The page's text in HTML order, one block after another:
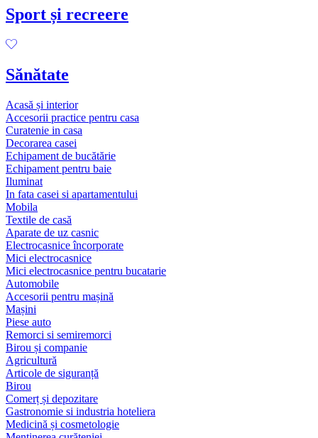
Sport și recreere
Sănătate
Acasă și interior
Accesorii practice pentru casa
Curatenie in casa
Decorarea casei
Echipament de bucătărie
Echipament pentru baie
Iluminat
In fata casei si apartamentului
Mobila
Textile de casă
Aparate de uz casnic
Electrocasnice încorporate
Mici electrocasnice
Mici electrocasnice pentru bucatarie
Automobile
Accesorii pentru mașină
Mașini
Piese auto
Remorci si semiremorci
Birou și companie
Agricultură
Articole de siguranță
Birou
Comerț și depozitare
Gastronomie si industria hoteliera
Medicină și cosmetologie